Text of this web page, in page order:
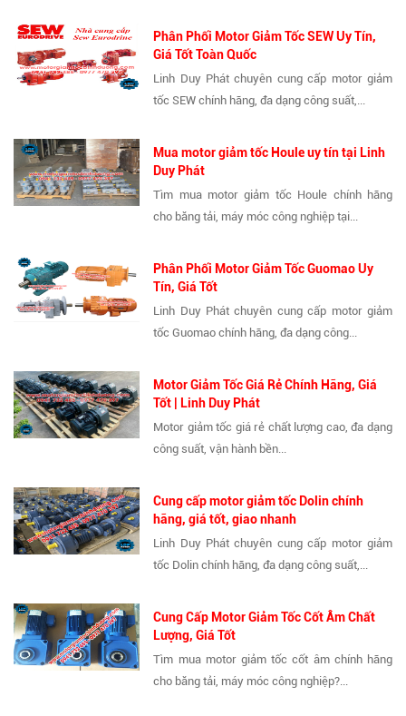
Phân Phối Motor Giảm Tốc SEW Uy Tín,
Giá Tốt Toàn Quốc
Linh Duy Phát chuyên cung cấp motor giảm
tốc SEW chính hãng, đa dạng công suất,...
Mua motor giảm tốc Houle uy tín tại Linh
Duy Phát
Tìm mua motor giảm tốc Houle chính hãng
cho băng tải, máy móc công nghiệp tại...
Phân Phối Motor Giảm Tốc Guomao Uy
Tín, Giá Tốt
Linh Duy Phát chuyên cung cấp motor giảm
tốc Guomao chính hãng, đa dạng công...
Motor Giảm Tốc Giá Rẻ Chính Hãng, Giá
Tốt | Linh Duy Phát
Motor giảm tốc giá rẻ chất lượng cao, đa dạng
công suất, vận hành bền...
Cung cấp motor giảm tốc Dolin chính
hãng, giá tốt, giao nhanh
Linh Duy Phát chuyên cung cấp motor giảm
tốc Dolin chính hãng, đa dạng công suất,...
Cung Cấp Motor Giảm Tốc Cốt Âm Chất
Lượng, Giá Tốt
Tìm mua motor giảm tốc cốt âm chính hãng
cho băng tải, máy móc công nghiệp?...